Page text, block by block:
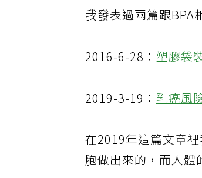
我發表過兩篇跟BPA
2016-6-28：塑膠袋
2019-3-19：乳癌風
在2019年這篇文章
胞做出來的，而人體